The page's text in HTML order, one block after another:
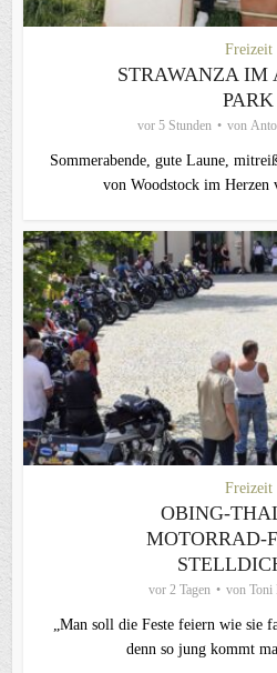
Freizeit
STRAWANZA IM
PARK
vor 5 Stunden von
Sommerabende, gute Laune,
von Woodstock im
Freizeit
OBING-
MOTORRAD-
vor 2 Tagen von Toni
„Man soll die Feste feiern wie sie
denn so jung kommt